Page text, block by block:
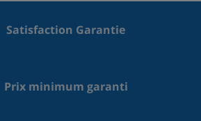
Satisfaction Garantie
Prix minimum garanti